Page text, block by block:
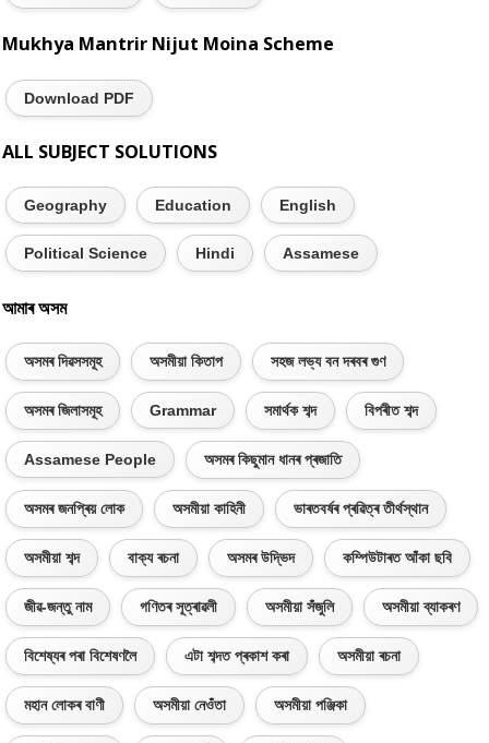
Mukhya Mantrir Nijut Moina Scheme
Download PDF
ALL SUBJECT SOLUTIONS
Geography Education English
Political Science Hindi Assamese
আমাৰ অসম
অসমৰ দিৱসসমূহ অসমীয়া কিতাপ সহজ লভ্য বন দৰবৰ গুণ
অসমৰ জিলাসমূহ Grammar সমাৰ্থক শব্দ বিপৰীত শব্দ
Assamese People অসমৰ কিছুমান ধানৰ প্ৰজাতি
অসমৰ জনপ্ৰিয় লোক অসমীয়া কাহিনী ভাৰতবৰ্ষৰ প্ৰৱিত্ৰ তীৰ্থস্থান
অসমীয়া শব্দ বাক্য ৰচনা অসমৰ উদ্ভিদ কম্পিউটাৰত আঁকা ছবি
জীৱ-জন্তু নাম গণিতৰ সূত্ৰাৱলী অসমীয়া সঁজুলি অসমীয়া ব্যাকৰণ
বিশেষ্যৰ পৰা বিশেষণলৈ এটা শব্দত প্ৰকাশ কৰা অসমীয়া ৰচনা
মহান লোকৰ বাণী অসমীয়া নেওঁতা অসমীয়া পঞ্জিকা